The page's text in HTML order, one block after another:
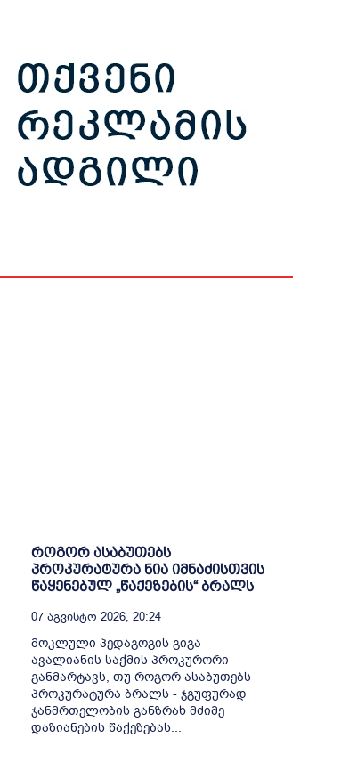
როგორ ასაბუთებს
პროკურატურა ნია იმნაძისთვის
წაყენებულ „წაქეზების“ ბრალს
07 Აგვისტო 2026, 20:24
მოკლული პედაგოგის გიგა
ავალიანის საქმის პროკურორი
განმარტავს, თუ როგორ ასაბუთებს
პროკურატურა ბრალს - ჯგუფურად
ჯანმრთელობის განზრახ მძიმე
დაზიანების წაქეზებას...